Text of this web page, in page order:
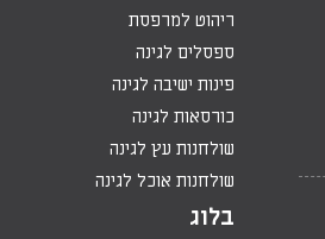
ריהוט למרפסת
ספסלים לגינה
פינות ישיבה לגינה
כורסאות לגינה
שולחנות עץ לגינה
שולחנות אוכל לגינה
בלוג